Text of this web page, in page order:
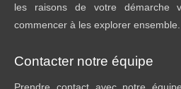
les raisons de votre démarche
commencer à les explorer ensemble.
Contacter notre équipe